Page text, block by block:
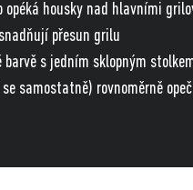
housky nad hlavními
přesun grilu
s jedním sklopným
samostatně) rovnoměrně